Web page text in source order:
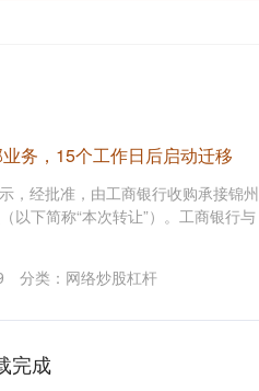
务，15个工作日后启动迁移
，经批准，由工商银行收购承接锦州
以下简称“本次转让”）。工商银行与
分类： 网络炒股杠杆
完成